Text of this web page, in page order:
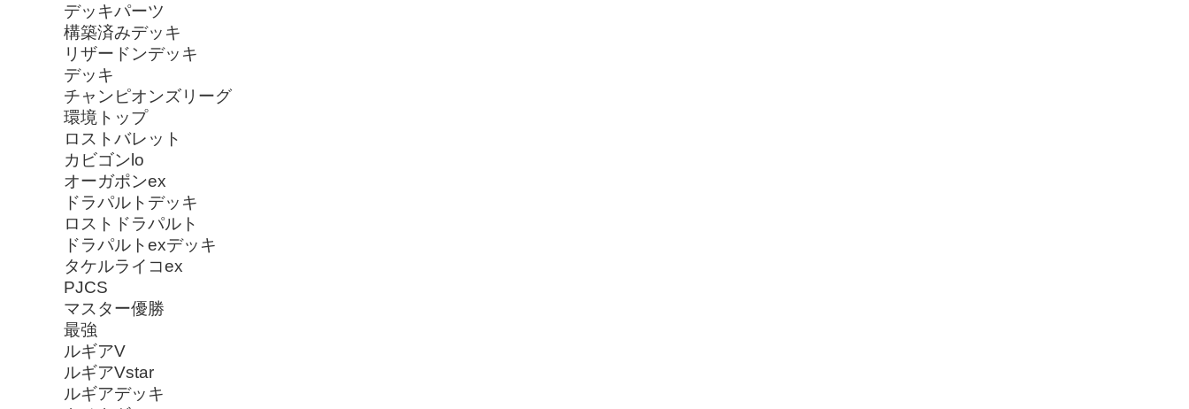
デッキパーツ
構築済みデッキ
リザードンデッキ
デッキ
チャンピオンズリーグ
環境トップ
ロストバレット
カビゴンlo
オーガポンex
ドラパルトデッキ
ロストドラパルト
ドラパルトexデッキ
タケルライコex
PJCS
マスター優勝
最強
ルギアV
ルギアVstar
ルギアデッキ